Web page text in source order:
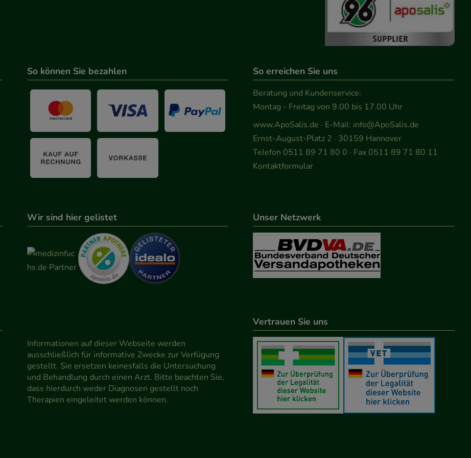
So können Sie bezahlen So erreichen Sie uns
Beratung und Kundenservice:
Montag - Freitag von 9.00 bis 17.00 Uhr
www.ApoSalis.de · E-Mail: info@ApoSalis.de
Ernst-August-Platz 2 · 30159 Hannover
Telefon 0511 89 71 80 0 · Fax 0511 89 71 80 11
Kontaktformular
Wir sind hier gelistet Unser Netzwerk
Informationen auf dieser Webseite werden
ausschließlich für informative Zwecke zur Verfügung
gestellt. Sie ersetzen keinesfalls die Untersuchung
und Behandlung durch einen Arzt. Bitte beachten Sie,
dass hierdurch weder Diagnosen gestellt noch
Therapien eingeleitet werden können.
Vertrauen Sie uns